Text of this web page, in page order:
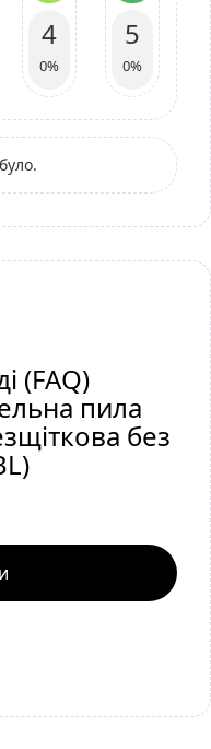
4
0%
5
0%
(FAQ)
пила
без